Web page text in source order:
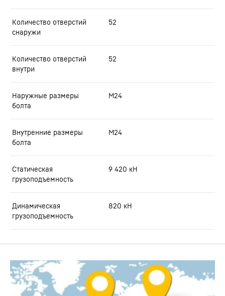
Количество отверстий
снаружи
52
Количество отверстий
внутри
52
Наружные размеры
болта
M24
Внутренние размеры
болта
M24
Статическая
грузоподъемность
9 420 кН
Динамическая
грузоподъемность
820 кН